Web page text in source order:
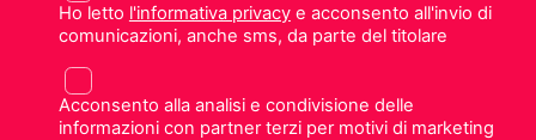
Ho letto l'informativa privacye acconsento all'invio di
comunicazioni, anche sms, da parte del titolare
Acconsento alla analisi e condivisione delle
informazioni con partner terzi per motivi di marketing